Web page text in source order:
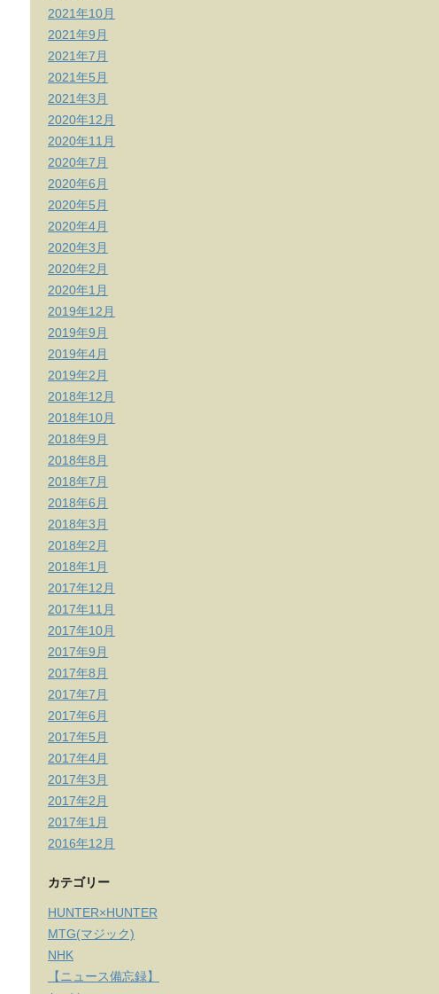
2021年10月
2021年9月
2021年7月
2021年5月
2021年3月
2020年12月
2020年11月
2020年7月
2020年6月
2020年5月
2020年4月
2020年3月
2020年2月
2020年1月
2019年12月
2019年9月
2019年4月
2019年2月
2018年12月
2018年10月
2018年9月
2018年8月
2018年7月
2018年6月
2018年3月
2018年2月
2018年1月
2017年12月
2017年11月
2017年10月
2017年9月
2017年8月
2017年7月
2017年6月
2017年5月
2017年4月
2017年3月
2017年2月
2017年1月
2016年12月
カテゴリー
HUNTER×HUNTER
MTG(マジック)
NHK
【ニュース備忘録】